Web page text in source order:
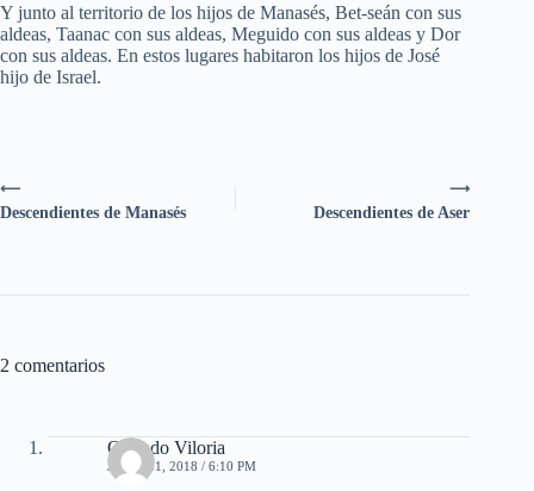
Y junto al territorio de los hijos de Manasés, Bet-seán con sus
aldeas, Taanac con sus aldeas, Meguido con sus aldeas y Dor
con sus aldeas. En estos lugares habitaron los hijos de José
hijo de Israel.
⟶
Descendientes de Aser
⟵
Descendientes de Manasés
2 comentarios
Orlando Viloria
JULIO 31, 2018 / 6:10 PM